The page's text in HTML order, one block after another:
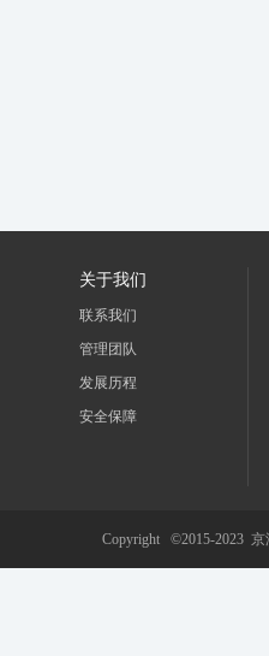
关于我们
联系我们
管理团队
发展历程
安全保障
Copyright ©2015-2023 京